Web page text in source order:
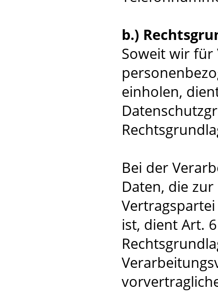
b.)
Soweit wir für
einholen,
Bei der
Daten, die
ist, dient Art.